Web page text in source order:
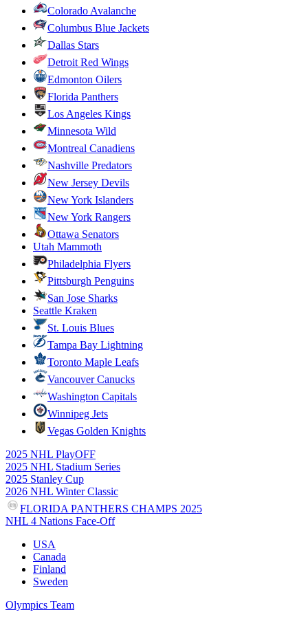
Colorado Avalanche
Columbus Blue Jackets
Dallas Stars
Detroit Red Wings
Edmonton Oilers
Florida Panthers
Los Angeles Kings
Minnesota Wild
Montreal Canadiens
Nashville Predators
New Jersey Devils
New York Islanders
New York Rangers
Ottawa Senators
Utah Mammoth
Philadelphia Flyers
Pittsburgh Penguins
San Jose Sharks
Seattle Kraken
St. Louis Blues
Tampa Bay Lightning
Toronto Maple Leafs
Vancouver Canucks
Washington Capitals
Winnipeg Jets
Vegas Golden Knights
2025 NHL PlayOFF
2025 NHL Stadium Series
2025 Stanley Cup
2026 NHL Winter Classic
FLORIDA PANTHERS CHAMPS 2025
NHL 4 Nations Face-Off
USA
Canada
Finland
Sweden
Olympics Team